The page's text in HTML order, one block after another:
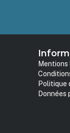
Politique
Données